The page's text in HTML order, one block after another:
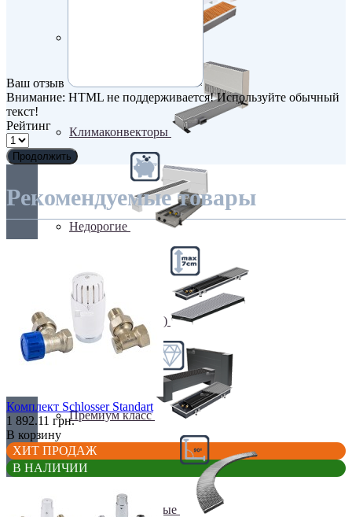
Климаконвекторы
Недорогие
Низкие (до 70 мм)
Премиум класс
Радиусные/Угловые
Ваш отзыв
Внимание: HTML не поддерживается! Используйте обычный
текст!
Рейтинг
Продолжить
Рекомендуемые товары
Комплект Schlosser Standart
1 892.11 грн.
В корзину
ХИТ ПРОДАЖ
В НАЛИЧИИ